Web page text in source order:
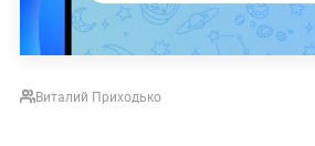
Виталий Приходько